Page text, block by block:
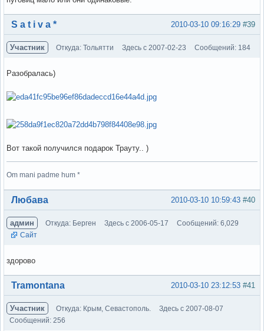
Вне форума #39
2010-03-10 09:16:29
S a t i v a *
Участник Откуда: Тольятти Здесь с 2007-02-23 Сообщений: 184
Разобралась)
Вот такой получился подарок Трауту.. )
Om mani padme hum *
Вне форума #40
2010-03-10 10:59:43
Любава
админ Откуда: Берген Здесь с 2006-05-17
Сообщений: 6,029
Сайт
здорово
Вне форума #41
2010-03-10 23:12:53
Tramontana
Участник Откуда: Крым, Севастополь.
Здесь с 2007-08-07
Сообщений: 256